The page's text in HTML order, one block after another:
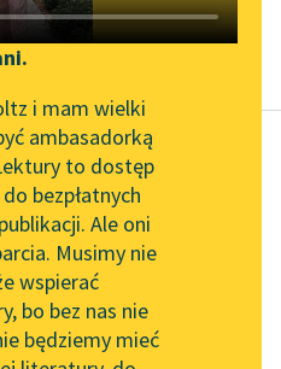
Zgłoś brak utworu
Narzędzia
Mapa Wolnych Lektur
Leśmianator
Przewodnik dla piszących i
czytających
i mam wielki
ambasadorką
to dostęp
bezpłatnych
Ale oni
Musimy nie
wspierać
bo bez nas nie
będziemy mieć
Byron
George Gordon Byron
Don Juan
Akt naczelny
Jedzenia i te, które
ciała tyczą,